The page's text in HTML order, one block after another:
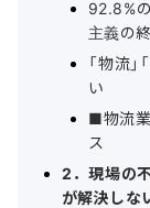
92.8%
主義の
「物流
い
■物流
ス
2．現場の
が解決しな